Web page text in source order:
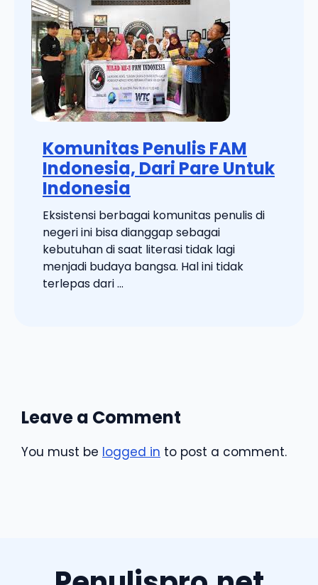
Komunitas Penulis FAM
Indonesia, Dari Pare Untuk
Indonesia
Eksistensi berbagai komunitas penulis di
negeri ini bisa dianggap sebagai
kebutuhan di saat literasi tidak lagi
menjadi budaya bangsa. Hal ini tidak
terlepas dari ...
Leave a Comment
You must be logged in to post a comment.